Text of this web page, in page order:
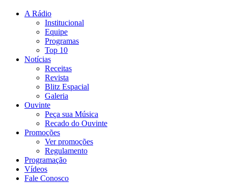
A Rádio
Institucional
Equipe
Programas
Top 10
Notícias
Receitas
Revista
Blitz Espacial
Galeria
Ouvinte
Peça sua Música
Recado do Ouvinte
Promoções
Ver promoções
Regulamento
Programação
Vídeos
Fale Conosco